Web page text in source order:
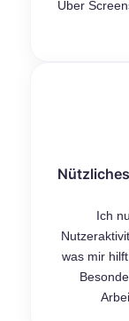
Über
Ich
was mir